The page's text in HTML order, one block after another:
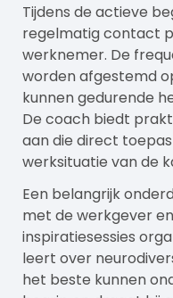
Tijdens de actieve
regelmatig contact
werknemer. De
worden afgestemd
kunnen gedurende
De coach biedt
aan die direct
werksituatie van de
Een belangrijk
met de werkgever
inspiratiesessies
leert over
het beste kunnen